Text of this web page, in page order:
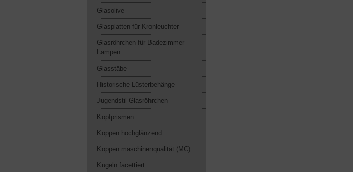
Glasolive
Glasplatten für Kronleuchter
Glasröhrchen für Badezimmer
Lampen
Glasstäbe
Historische Lüsterbehänge
Jugendstil Glasröhrchen
Kopfprismen
Koppen hochglänzend
Koppen maschinenqualität (MC)
Kugeln facettiert